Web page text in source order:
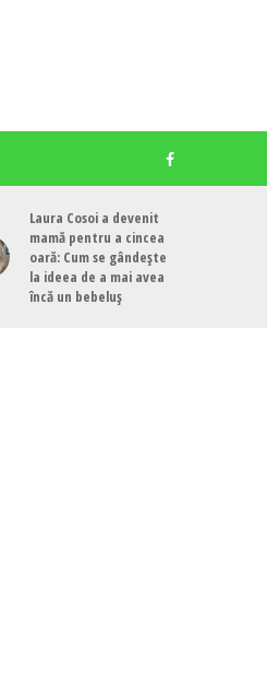
Laura Cosoi a devenit
mamă pentru a cincea
oară: Cum se gândește
la ideea de a mai avea
încă un bebeluș